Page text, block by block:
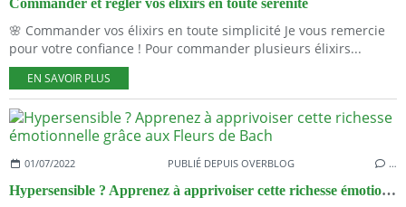
🌸 Commander vos élixirs en toute simplicité Je vous remercie
pour votre confiance ! Pour commander plusieurs élixirs...
EN SAVOIR PLUS
01/07/2022 PUBLIÉ DEPUIS OVERBLOG …
Hypersensible ? Apprenez à apprivoiser cette richesse émotionnelle grâce aux Fleurs de Bach